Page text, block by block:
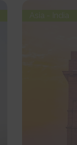
Asia - India